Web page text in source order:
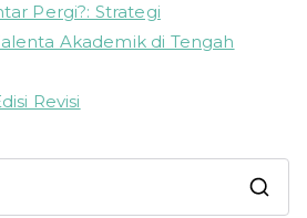
Pergi?: Strategi
Akademik di Tengah
Revisi